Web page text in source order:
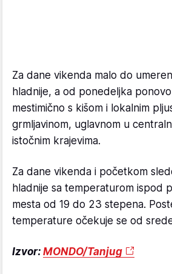
Za dane vikenda malo do
hladnije, a od ponedeljka
mestimično s kišom i lokalnim
grmljavinom, uglavnom u
istočnim krajevima.
Za dane vikenda i početkom
hladnije sa temperaturom ispod
mesta od 19 do 23 stepena.
temperature očekuje se od
Izvor: MONDO/Tanjug